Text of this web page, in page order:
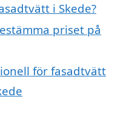
i Skede?
priset på
för fasadtvätt